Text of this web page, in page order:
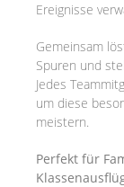
Ereignisse
Gemeinsam
Spuren und
Jedes
um diese
meistern.
Perfekt für